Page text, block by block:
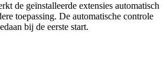
de geïnstalleerde extensies automatisch
toepassing. De automatische controle
bij de eerste start.